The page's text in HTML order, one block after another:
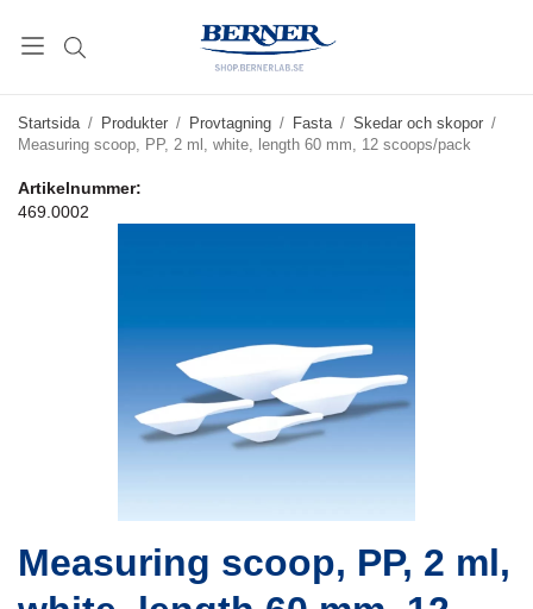
Startsida / Produkter / Provtagning / Fasta / Skedar och skopor /
Measuring scoop, PP, 2 ml, white, length 60 mm, 12 scoops/pack
Artikelnummer:
469.0002
Measuring scoop, PP, 2 ml,